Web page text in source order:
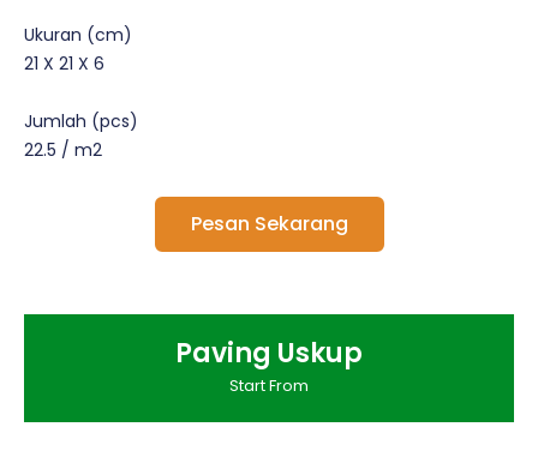
Ukuran (cm)
21 X 21 X 6
Jumlah (pcs)
22.5 / m2
Pesan Sekarang
Paving Uskup
Start From